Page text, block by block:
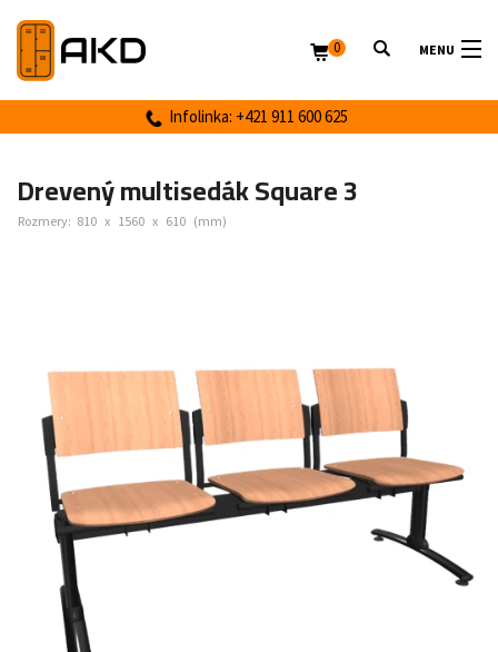
MENU
Infolinka: +421 911 600 625
0
Drevený multisedák Square 3
Rozmery: 810 x 1560 x 610 (mm)